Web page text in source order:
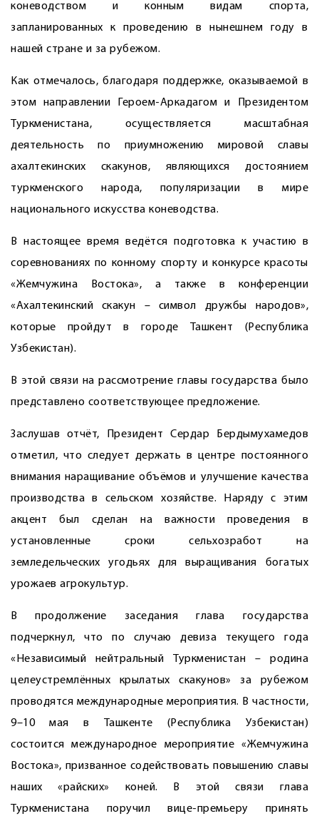
коневодством и конным видам спорта,
запланированных к проведению в нынешнем году в
нашей стране и за рубежом.
Как отмечалось, благодаря поддержке, оказываемой в
этом направлении Героем-Аркадагом и Президентом
Туркменистана, осуществляется масштабная
деятельность по приумножению мировой славы
ахалтекинских скакунов, являющихся достоянием
туркменского народа, популяризации в мире
национального искусства коневодства.
В настоящее время ведётся подготовка к участию в
соревнованиях по конному спорту и конкурсе красоты
«Жемчужина Востока», а также в конференции
«Ахалтекинский скакун – символ дружбы народов»,
которые пройдут в городе Ташкент (Республика
Узбекистан).
В этой связи на рассмотрение главы государства было
представлено соответствующее предложение.
Заслушав отчёт, Президент Сердар Бердымухамедов
отметил, что следует держать в центре постоянного
внимания наращивание объёмов и улучшение качества
производства в сельском хозяйстве. Наряду с этим
акцент был сделан на важности проведения в
установленные сроки сельхозработ на
земледельческих угодьях для выращивания богатых
урожаев агрокультур.
В продолжение заседания глава государства
подчеркнул, что по случаю девиза текущего года
«Независимый нейтральный Туркменистан – родина
целеустремлённых крылатых скакунов» за рубежом
проводятся международные мероприятия. В частности,
9–10 мая в Ташкенте (Республика Узбекистан)
состоится международное мероприятие «Жемчужина
Востока», призванное содействовать повышению славы
наших «райских» коней. В этой связи глава
Туркменистана поручил вице-премьеру принять